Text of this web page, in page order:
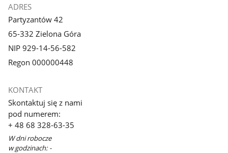
ADRES
Partyzantów 42
65-332 Zielona Góra
NIP 929-14-56-582
Regon 000000448
KONTAKT
Skontaktuj się z nami
pod numerem:
+ 48 68 328-63-35
W dni robocze
w godzinach: -